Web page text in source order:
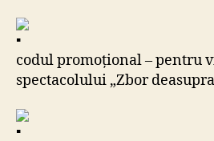
codul promoțional – pentru
spectacolului „Zbor